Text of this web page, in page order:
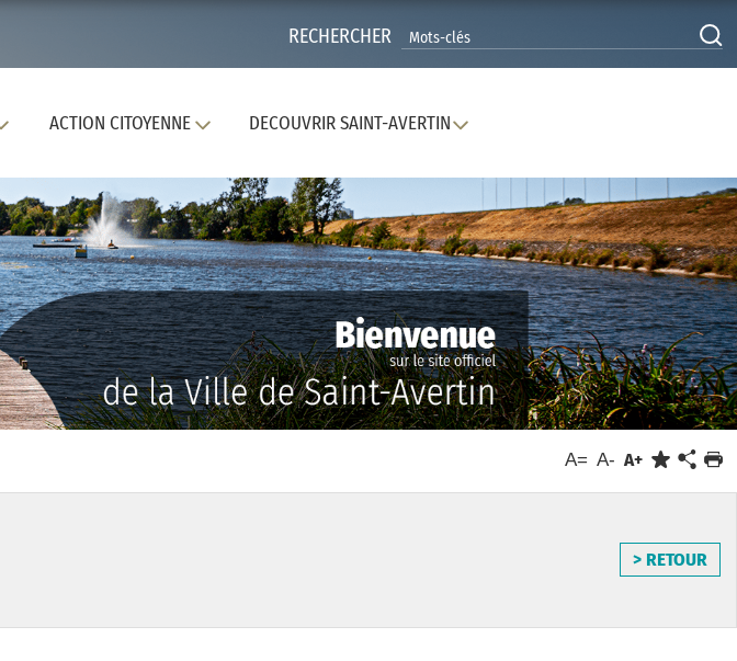
RECHERCHER
ACTION CITOYENNE DECOUVRIR SAINT-AVERTIN
A= A- A+
> RETOUR